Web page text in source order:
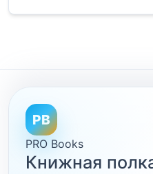
PB
PRO Books
Книжная